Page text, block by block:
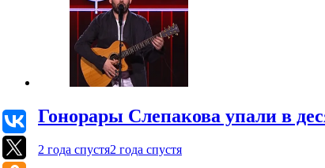
Гонорары Слепакова упали в
2 года спустя2 года спустя